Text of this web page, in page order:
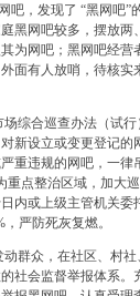
，发现了 “黑网吧”
黑网吧较多，摆放
为网吧；黑网吧经
面有人放哨，待核
综合巡查办法（试
新设立或变更登记的
重违规的网吧，一律
点整治区域，加大
内或上级主管机关
严防死灰复燃。
众，在社区、村社
社会监督举报体系。